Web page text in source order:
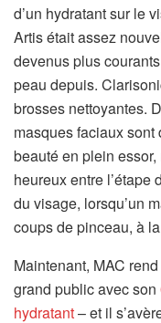
d’un hydratant sur le
Artis était assez
devenus plus
peau depuis.
brosses nettoyantes.
masques faciaux
beauté en plein essor,
heureux entre l’étape
du visage, lorsqu’un
coups de pinceau, à
Maintenant, MAC
grand public avec son
hydratant– et il